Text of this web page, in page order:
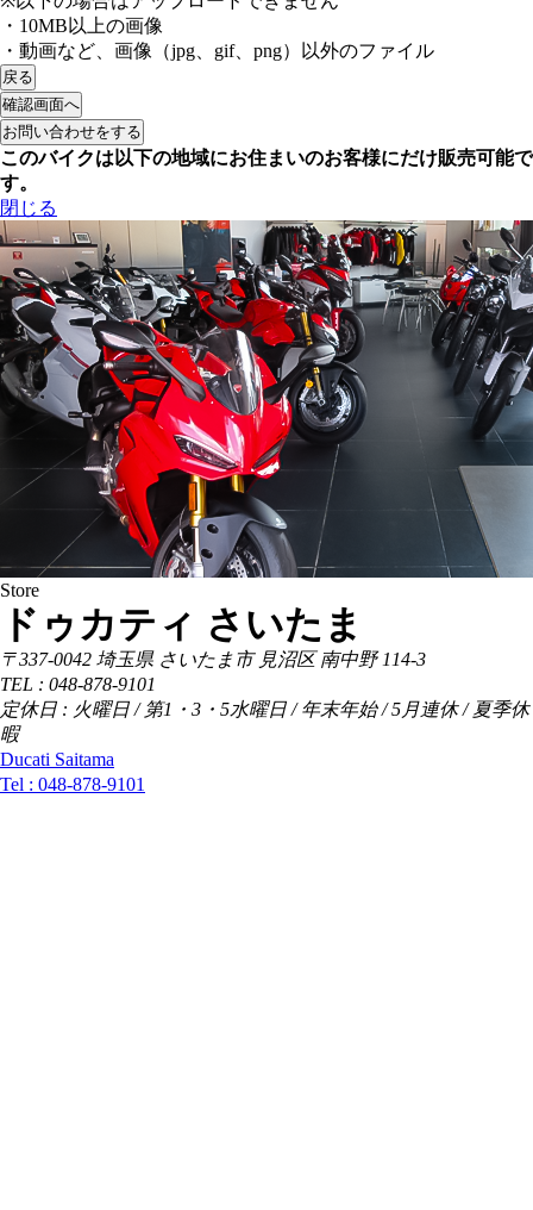
・10MB以上の画像
・動画など、画像（jpg、gif、png）以外のファイル
戻る
確認画面へ
このバイクは以下の地域にお住まいのお客様にだけ販売可能で
す。
閉じる
Store
ドゥカティ さいたま
〒337-0042 埼玉県 さいたま市 見沼区 南中野 114-3
TEL : 048-878-9101
定休日 : 火曜日 / 第1・3・5水曜日 / 年末年始 / 5月連休 / 夏季休
暇
Ducati Saitama
Tel : 048-878-9101